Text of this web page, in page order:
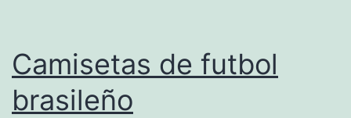
Camisetas de futbol
brasileño